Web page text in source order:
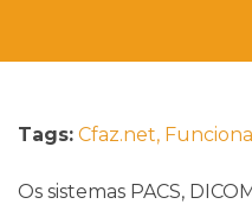
Tags: Cfaz.net,
Os sistemas PACS,